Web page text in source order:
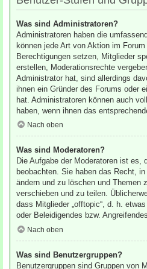
Was sind Administratoren?
Administratoren haben die
können jede Art von Aktion im Forum
Berechtigungen setzen, Mitglieder
erstellen, Moderationsrechte
Administrator hat, sind allerdings
ihnen ein Gründer des Forums oder
hat. Administratoren können auch
haben, wenn ihnen das
Nach oben
Was sind Moderatoren?
Die Aufgabe der Moderatoren ist es,
beobachten. Sie haben das Recht,
ändern und zu löschen und Themen
verschieben und zu teilen.
dass Mitglieder „offtopic“, d. h.
oder Beleidigendes bzw.
Nach oben
Was sind Benutzergruppen?
Benutzergruppen sind Gruppen von